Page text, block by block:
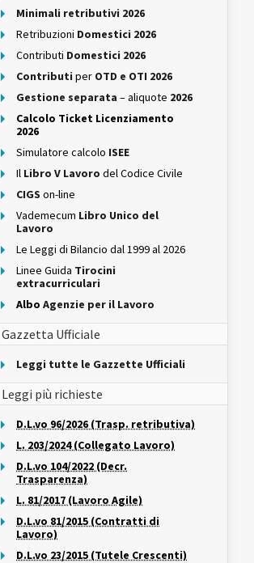
Minimali retributivi 2026
Retribuzioni Domestici 2026
Contributi Domestici 2026
Contributi per OTD e OTI 2026
Gestione separata – aliquote 2026
Calcolo Ticket Licenziamento
2026
Simulatore calcolo ISEE
Il Libro V Lavoro del Codice Civile
CIGS on-line
Vademecum Libro Unico del
Lavoro
Le Leggi di Bilancio dal 1999 al 2026
Linee Guida Tirocini
extracurriculari
Albo Agenzie per il Lavoro
Gazzetta Ufficiale
Leggi tutte le Gazzette Ufficiali
Leggi più richieste
D.L.vo 96/2026 (Trasp. retributiva)
L. 203/2024 (Collegato Lavoro)
D.L.vo 104/2022 (Decr.
Trasparenza)
L. 81/2017 (Lavoro Agile)
D.L.vo 81/2015 (Contratti di
Lavoro)
D.L.vo 23/2015 (Tutele Crescenti)